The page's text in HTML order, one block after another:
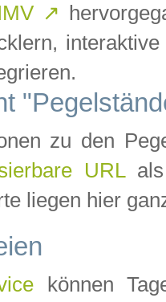
↗
zu den
URLals
liegen hier
können